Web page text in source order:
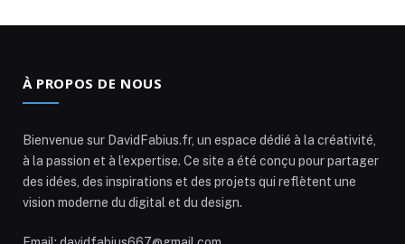
À PROPOS DE NOUS
Bienvenue sur DavidFabius.fr, un espace dédié à la créativité,
à la passion et à l’expertise. Ce site a été conçu pour partager
des idées, des inspirations et des projets qui reflètent une
vision moderne du digital et du design.